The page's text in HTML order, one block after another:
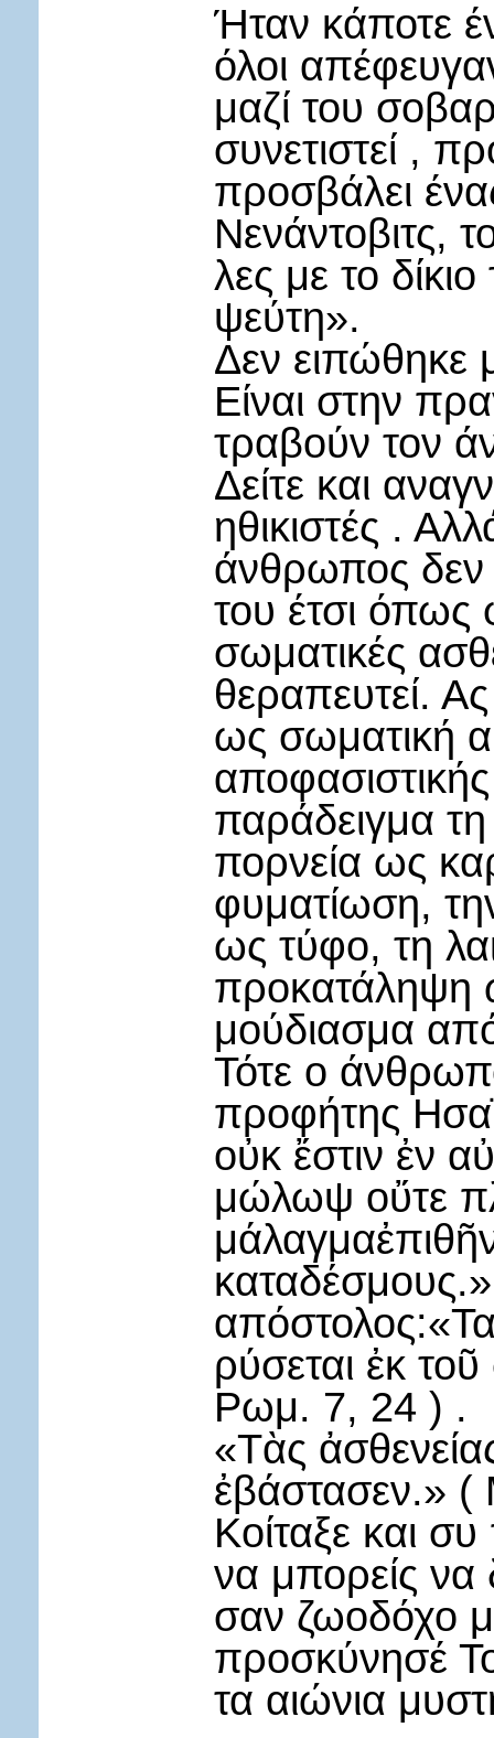
Ήταν κάποτε
όλοι
μαζί του
συνετιστεί ,
προσβάλει
Νενάντοβιτς,
λες με το
ψεύτη».
Δεν ειπώθηκε
Είναι στην
τραβούν τον
Δείτε και
ηθικιστές .
άνθρωπος δεν
του έτσι όπως
σωματικές
θεραπευτεί.
ως σωματική
παράδειγμα
πορνεία ως
φυματίωση,
ως τύφο, τη
προκατάληψη
μούδιασμα
Τότε ο
προφήτης
οὐκ ἔστιν ἐν
μώλωψ οὔτε
ρύσεται ἐκ
Ρωμ. 7, 24 ) .
«Τὰς
ἐβάστασεν.»
Κοίταξε και
να μπορείς να
σαν ζωοδόχο
προσκύνησέ
τα αιώνια